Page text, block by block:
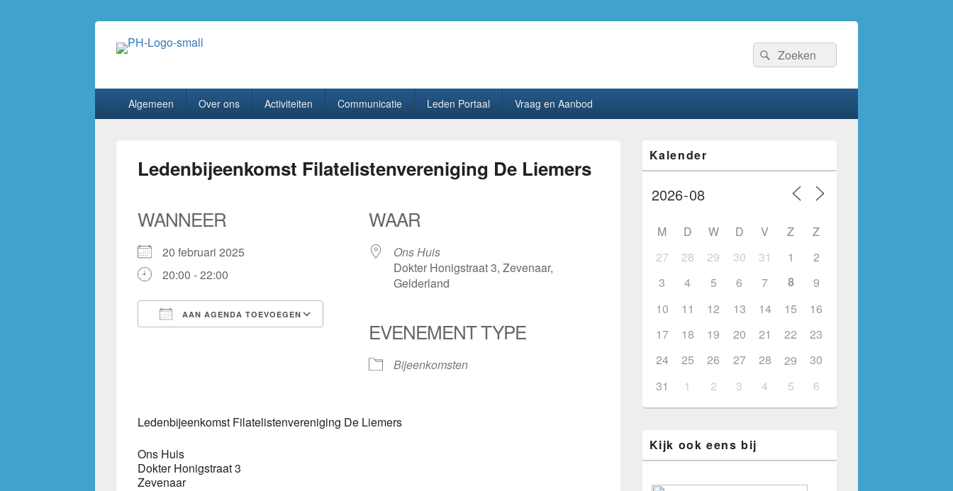
Zoeken
naar:
Zoeken
Algemeen Over ons Activiteiten Communicatie Leden Portaal Vraag en Aanbod
Ledenbijeenkomst Filatelistenvereniging De Liemers
WANNEER
20 februari 2025
20:00 - 22:00
AAN AGENDA TOEVOEGEN
WAAR
Ons Huis
Dokter Honigstraat 3, Zevenaar,
Gelderland
EVENEMENT TYPE
Bijeenkomsten
Ledenbijeenkomst Filatelistenvereniging De Liemers
Ons Huis
Dokter Honigstraat 3
Zevenaar
zijbalk
widget
Kalender
M D W D V Z
Z
27
28 29 30 31 1
2
3
4 5 6 7 8
9
10
11 12 13 14 15
16
17
18 19 20 21 22
23
24
25 26 27 28 29
30
31
1 2 3 4 5 6
Kijk ook eens bij